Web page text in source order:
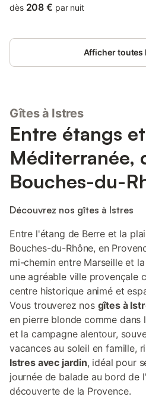
dès 208 € par nuit
Afficher toutes
Gîtes à Istres
Entre étangs et
Méditerranée,
Bouches-du-
Découvrez nos gîtes à Istres
Entre l'étang de Berre et la
Bouches-du-Rhône, en
mi-chemin entre Marseille et
une agréable ville provençale
centre historique animé et
Vous trouverez nos gîtes à
en pierre blonde comme dans
et la campagne alentour,
vacances au soleil en famille,
Istres avec jardin, idéal pour
journée de balade au bord de
découverte de la Provence.